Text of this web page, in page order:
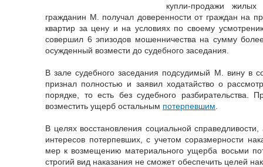
купли-продажи
гражданин М. получал доверенности от граждан на
квартир за цену и на условиях по своему
совершил 6 эпизодов мошенничества на сумму
осужденный возмести до судебного заседания.
В зале судебного заседания подсудимый М. вину в
признал полностью и заявил ходатайство о
порядке, то есть без судебного разбирательства.
возместить ущерб остальным потерпевшим
В целях восстановления социальной
интересов потерпевших, с учетом соразмерности
мер к возмещению материального ущерба восьми
строгий вид наказания не сможет обеспечить целей